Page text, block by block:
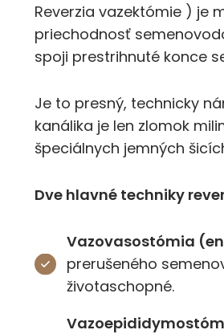
Reverzia vazektómie ) je
priechodnosť
spoji prestrihnuté konce
Je to presný, technicky
kanálika je len zlomok
špeciálnych jemných
Dve hlavné techniky
Vazovasostómia
prerušeného
životaschopné.